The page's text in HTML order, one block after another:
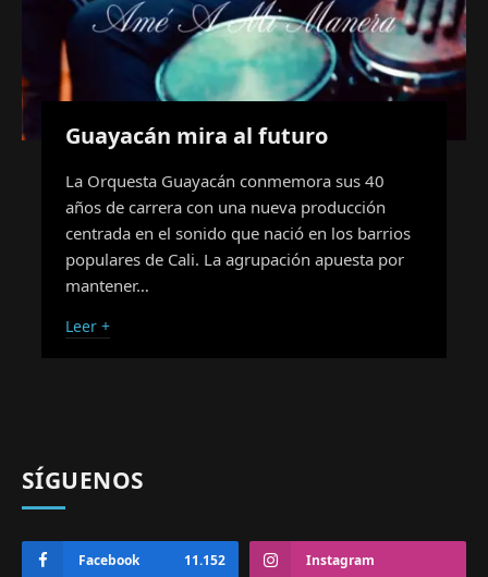
Guayacán mira al futuro
La Orquesta Guayacán conmemora sus 40
años de carrera con una nueva producción
centrada en el sonido que nació en los barrios
populares de Cali. La agrupación apuesta por
mantener…
Leer +
SÍGUENOS
Facebook 11.152 Instagram